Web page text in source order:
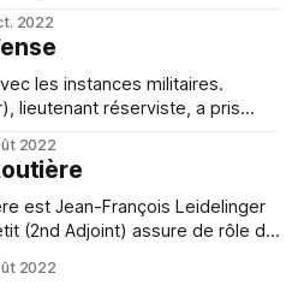
municipal, l'interlocuteur
d'incendie et de
2022
les instances militaires.
lieutenant réserviste, a pris
2022
est Jean-François Leidelinger
(2nd Adjoint) assure de rôle de
2022